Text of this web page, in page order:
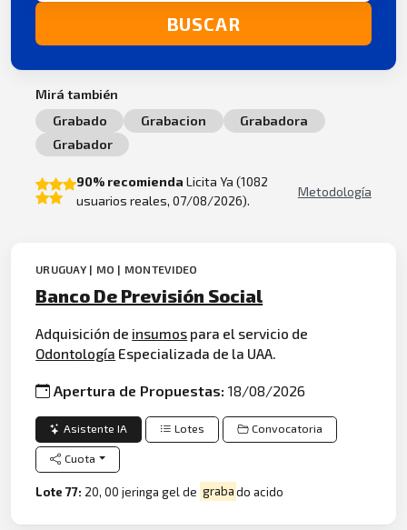
BUSCAR
Mirá también
Grabado
Grabacion
Grabadora
Grabador
90% recomienda Licita Ya (1082
usuarios reales, 07/08/2026).
Metodología
URUGUAY | MO | MONTEVIDEO
Banco De Previsión Social
Adquisición de insumos para el servicio de
Odontología Especializada de la UAA.
Apertura de Propuestas:18/08/2026
Asistente IA Lotes Convocatoria
Cuota
Lote 77: 20, 00 jeringa gel de grabado acido